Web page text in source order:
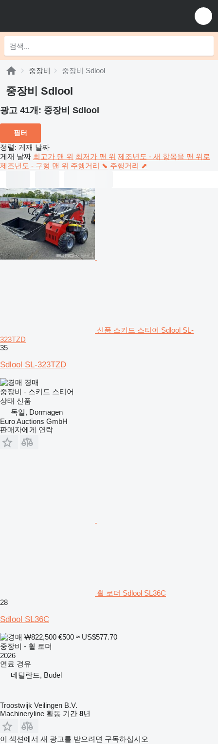
중장비 중장비 Sdlool
중장비 Sdlool
광고 41개: 중장비 Sdlool
필터
정렬: 게재 날짜
게재 날짜 최고가 맨 위 최저가 맨 위 제조년도 - 새 항목을 맨 위로
제조년도 - 구형 맨 위 주행거리 ⬊ 주행거리 ⬈
신품 스키드 스티어 Sdlool SL-
323TZD
35
Sdlool SL-323TZD
경매
중장비 - 스키드 스티어
상태 신품
독일, Dormagen
Euro Auctions GmbH
판매자에게 연락
휠 로더 Sdlool SL36C
28
Sdlool SL36C
₩822,500 €500 ≈ US$577.70
중장비 - 휠 로더
2026
연료 경유
네덜란드, Budel
Troostwijk Veilingen B.V.
Machineryline 활동 기간 8년
이 섹션에서 새 광고를 받으려면 구독하십시오